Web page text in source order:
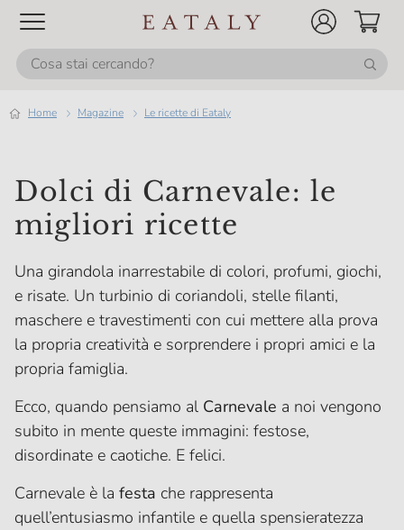
Home magazine Le ricette di Eataly
Dolci di Carnevale: le
migliori ricette
Una girandola inarrestabile di colori, profumi, giochi,
e risate. Un turbinio di coriandoli, stelle filanti,
maschere e travestimenti con cui mettere alla prova
la propria creatività e sorprendere i propri amici e la
propria famiglia.
Ecco, quando pensiamo al Carnevale a noi vengono
subito in mente queste immagini: festose,
disordinate e caotiche. E felici.
Carnevale è la festa che rappresenta
quell’entusiasmo infantile e quella spensieratezza